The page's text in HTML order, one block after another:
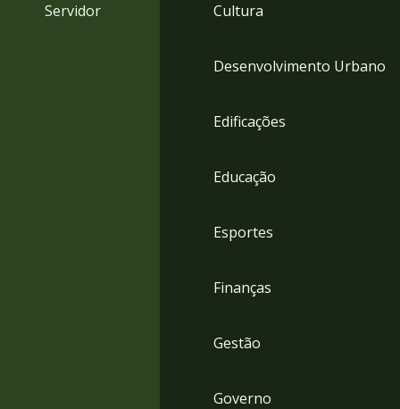
Servidor Cultura
Desenvolvimento Urbano
Edificações
Educação
Esportes
Finanças
Gestão
Governo